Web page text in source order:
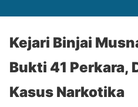
Kejari Binjai
Bukti 41 Perkara,
Kasus Narkotika